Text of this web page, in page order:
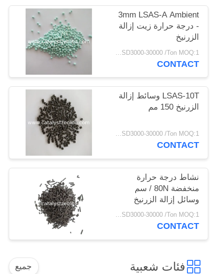
3mm LSAS-A Ambient
- درجة حرارة زيت إزالة
الزرنيخ
USD3000-30000 /Ton MOQ:1 كغم
CONTACT
LSAS-10T وسائط إزالة
الزرنيخ 150 مم
USD3000-30000 /Ton MOQ:1 كغم
CONTACT
نشاط درجة حرارة
منخفضة 80N / سم
وسائل إزالة الزرنيخ
USD3000-30000 /Ton MOQ:1 كغم
CONTACT
فئات شعبية جميع